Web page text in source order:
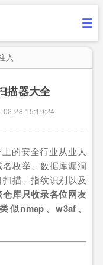
入
描器大全
02-28 15:19:24
的安全行业从业人
枚举、数据库漏洞
描、指纹识别以及
仓库只收录各位网友
似nmap、w3af、